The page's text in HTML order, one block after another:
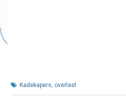
Kadekapers, overlast